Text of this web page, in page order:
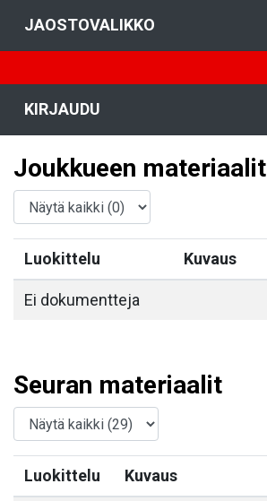
JAOSTOVALIKKO
KIRJAUDU
Joukkueen materiaalit
Luokittelu Kuvaus
Ei dokumentteja
Seuran materiaalit
Luokittelu Kuvaus